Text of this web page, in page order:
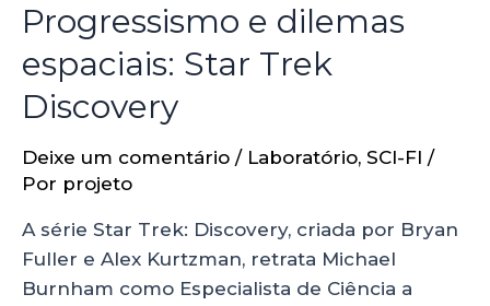
Progressismo e dilemas
espaciais: Star Trek
Discovery
Deixe um comentário / Laboratório, SCI-FI /
Por projeto
A série Star Trek: Discovery, criada por Bryan
Fuller e Alex Kurtzman, retrata Michael
Burnham como Especialista de Ciência a